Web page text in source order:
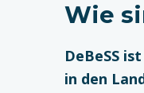
Wie
DeBeSS
in den